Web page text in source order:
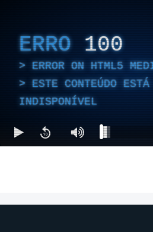
ERRO 100
ERROR ON HTML5
ESTE CONTEÚDO ESTÁ
INDISPONÍVEL